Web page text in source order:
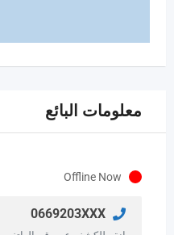
معلومات البائع
Offline Now
0669203XXX